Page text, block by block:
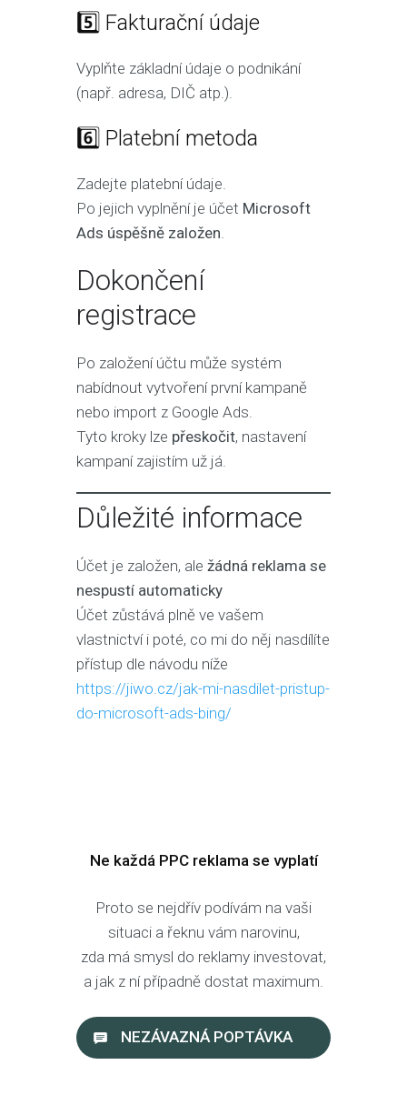
5️⃣ Fakturační údaje
Vyplňte základní údaje o podnikání
(např. adresa, DIČ atp.).
6️⃣ Platební metoda
Zadejte platební údaje.
Po jejich vyplnění je účet Microsoft
Ads úspěšně založen
Dokončení
registrace
Po založení účtu může systém
nabídnout vytvoření první kampaně
nebo import z Google Ads.
Tyto kroky lze přeskočit, nastavení
kampaní zajistím už já.
Důležité informace
Účet je založen, ale žádná reklama se
nespustí automaticky
Účet zůstává plně ve vašem
vlastnictví i poté, co mi do něj nasdílíte
přístup dle návodu níže
https://jiwo.cz/jak-mi-nasdilet-pristup-
do-microsoft-ads-bing/
Ne každá PPC reklama se vyplatí
Proto se nejdřív podívám na vaši
situaci a řeknu vám narovinu,
zda má smysl do reklamy investovat,
a jak z ní případně dostat maximum.
NEZÁVAZNÁ POPTÁVKA